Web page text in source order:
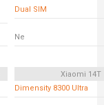
Dual SIM
Ne
Xiaomi 14T
Dimensity 8300 Ultra